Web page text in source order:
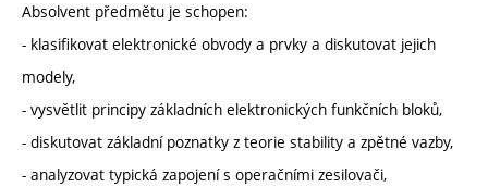
Absolvent předmětu je schopen:
- klasifikovat elektronické obvody a prvky a diskutovat jejich
modely,
- vysvětlit principy základních elektronických funkčních bloků,
- diskutovat základní poznatky z teorie stability a zpětné vazby,
- analyzovat typická zapojení s operačními zesilovači,